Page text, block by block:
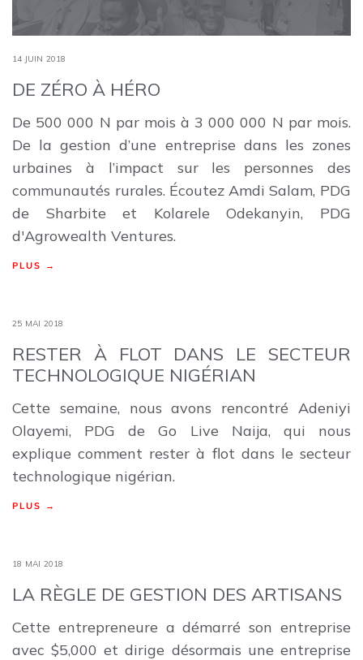
14 JUIN 2018
DE ZÉRO À HÉRO
De 500 000 N par mois à 3 000 000 N par mois.
De la gestion d’une entreprise dans les zones
urbaines à l’impact sur les personnes des
communautés rurales. Écoutez Amdi Salam, PDG
de Sharbite et Kolarele Odekanyin, PDG
d'Agrowealth Ventures.
PLUS →
25 MAI 2018
RESTER À FLOT DANS LE SECTEUR
TECHNOLOGIQUE NIGÉRIAN
Cette semaine, nous avons rencontré Adeniyi
Olayemi, PDG de Go Live Naija, qui nous
explique comment rester à flot dans le secteur
technologique nigérian.
PLUS →
18 MAI 2018
LA RÈGLE DE GESTION DES ARTISANS
Cette entrepreneure a démarré son entreprise
avec $5,000 et dirige désormais une entreprise